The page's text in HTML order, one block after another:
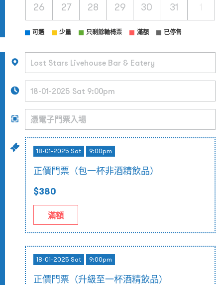
26 27 28 29 30 31
可選 少量 只剩餘輪椅票 滿額 已停售
18-01-2025 Sat 9:00pm
正價門票（包一杯非酒精飲品）
$380
滿額
18-01-2025 Sat 9:00pm
正價門票（升級至一杯酒精飲品）